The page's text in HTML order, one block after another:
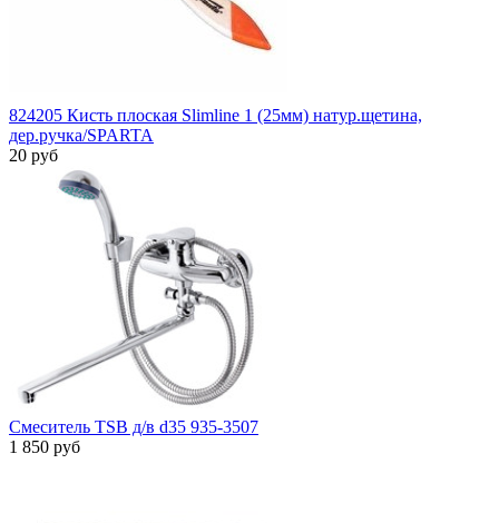
824205 Кисть плоская Slimline 1 (25мм) натур.щетина,
дер.ручка/SPARTA
20 руб
Cмеситель TSB д/в d35 935-3507
1 850 руб